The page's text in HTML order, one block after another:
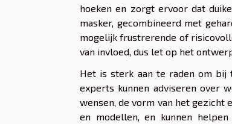
hoeken en zorgt ervoor dat
masker, gecombineerd met
mogelijk frustrerende of
van invloed, dus let op het
Het is sterk aan te raden om bij
experts kunnen adviseren over
wensen, de vorm van het gezicht
en modellen, en kunnen